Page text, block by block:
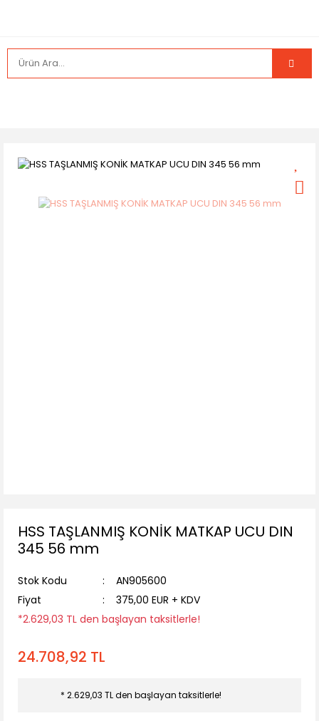
HSS TAŞLANMIŞ KONİK MATKAP UCU DIN
345 56 mm
Stok Kodu
AN905600
Fiyat
375,00 EUR + KDV
*2.629,03 TL den başlayan taksitlerle!
24.708,92 TL
* 2.629,03 TL den başlayan taksitlerle!